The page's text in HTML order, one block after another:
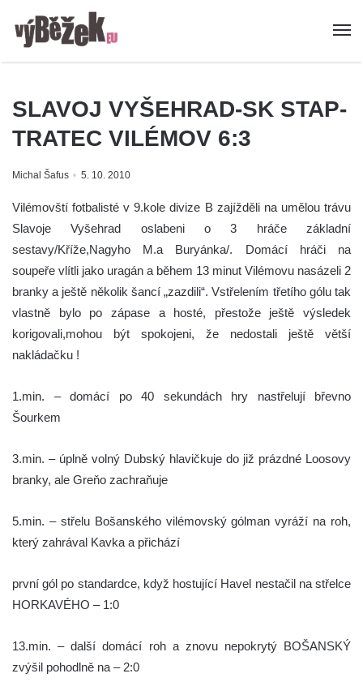
SLAVOJ VYŠEHRAD-SK STAP-
TRATEC VILÉMOV 6:3
Michal Šafus 5. 10. 2010
Vilémovští fotbalisté v 9.kole divize B zajížděli na umělou trávu
Slavoje Vyšehrad oslabeni o 3 hráče základní
sestavy/Kříže,Nagyho M.a Buryánka/. Domácí hráči na
soupeře vlítli jako uragán a během 13 minut Vilémovu nasázeli 2
branky a ještě několik šancí „zazdili“. Vstřelením třetího gólu tak
vlastně bylo po zápase a hosté, přestože ještě výsledek
korigovali,mohou být spokojeni, že nedostali ještě větší
nakládačku !
1.min. – domácí po 40 sekundách hry nastřelují břevno
Šourkem
3.min. – úplně volný Dubský hlavičkuje do již prázdné Loosovy
branky, ale Greňo zachraňuje
5.min. – střelu Bošanského vilémovský gólman vyráží na roh,
který zahrával Kavka a přichází
první gól po standardce, když hostující Havel nestačil na střelce
HORKAVÉHO – 1:0
13.min. – další domácí roh a znovu nepokrytý BOŠANSKÝ
zvýšil pohodlně na – 2:0